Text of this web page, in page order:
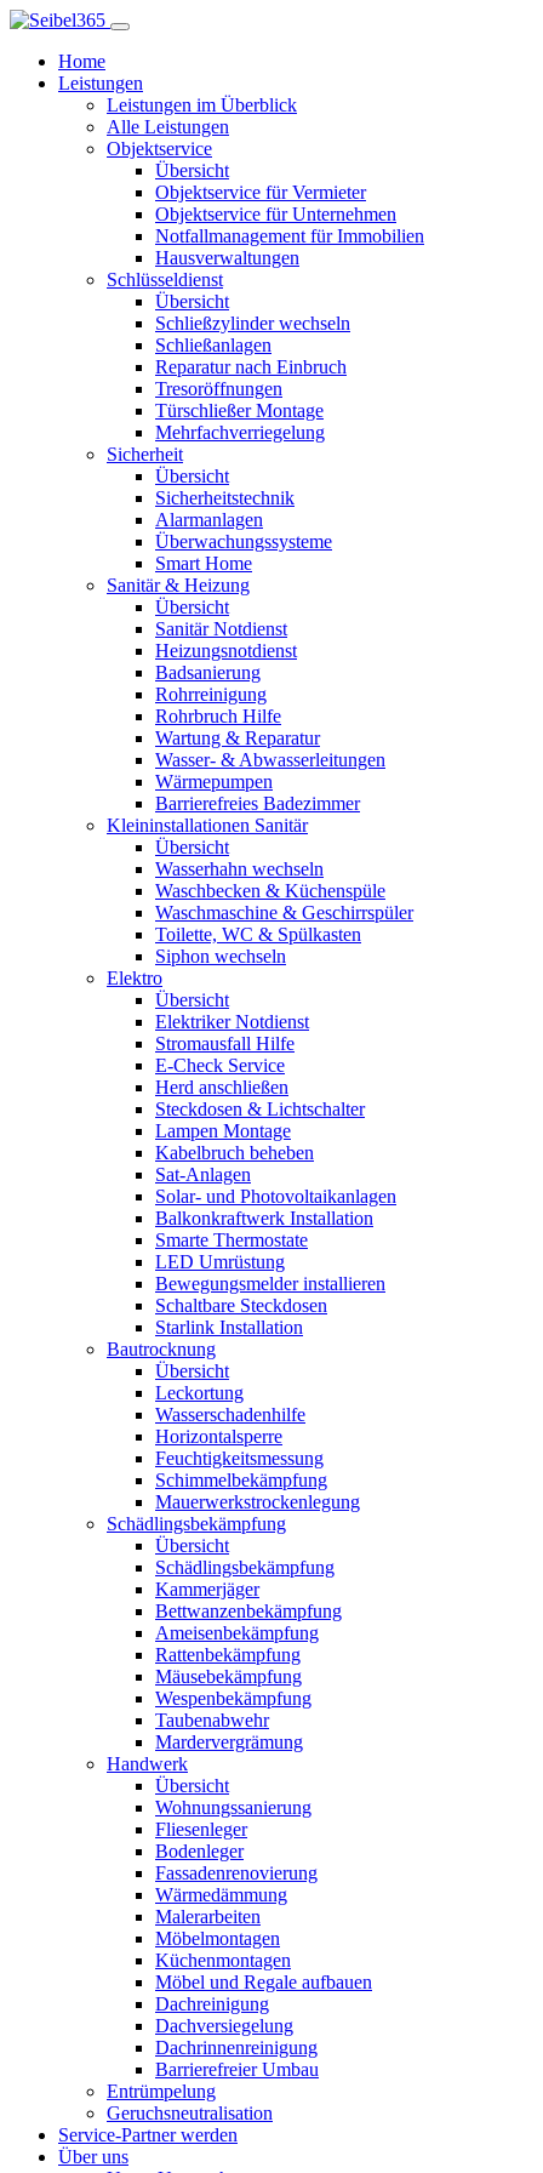
Home
Leistungen
Leistungen im Überblick
Alle Leistungen
Objektservice
Übersicht
Objektservice für Vermieter
Objektservice für Unternehmen
Notfallmanagement für Immobilien
Hausverwaltungen
Schlüsseldienst
Übersicht
Schließzylinder wechseln
Schließanlagen
Reparatur nach Einbruch
Tresoröffnungen
Türschließer Montage
Mehrfachverriegelung
Sicherheit
Übersicht
Sicherheitstechnik
Alarmanlagen
Überwachungssysteme
Smart Home
Sanitär & Heizung
Übersicht
Sanitär Notdienst
Heizungsnotdienst
Badsanierung
Rohrreinigung
Rohrbruch Hilfe
Wartung & Reparatur
Wasser- & Abwasserleitungen
Wärmepumpen
Barrierefreies Badezimmer
Kleininstallationen Sanitär
Übersicht
Wasserhahn wechseln
Waschbecken & Küchenspüle
Waschmaschine & Geschirrspüler
Toilette, WC & Spülkasten
Siphon wechseln
Elektro
Übersicht
Elektriker Notdienst
Stromausfall Hilfe
E-Check Service
Herd anschließen
Steckdosen & Lichtschalter
Lampen Montage
Kabelbruch beheben
Sat-Anlagen
Solar- und Photovoltaikanlagen
Balkonkraftwerk Installation
Smarte Thermostate
LED Umrüstung
Bewegungsmelder installieren
Schaltbare Steckdosen
Starlink Installation
Bautrocknung
Übersicht
Leckortung
Wasserschadenhilfe
Horizontalsperre
Feuchtigkeitsmessung
Schimmelbekämpfung
Mauerwerkstrockenlegung
Schädlingsbekämpfung
Übersicht
Schädlingsbekämpfung
Kammerjäger
Bettwanzenbekämpfung
Ameisenbekämpfung
Rattenbekämpfung
Mäusebekämpfung
Wespenbekämpfung
Taubenabwehr
Mardervergrämung
Handwerk
Übersicht
Wohnungssanierung
Fliesenleger
Bodenleger
Fassadenrenovierung
Wärmedämmung
Malerarbeiten
Möbelmontagen
Küchenmontagen
Möbel und Regale aufbauen
Dachreinigung
Dachversiegelung
Dachrinnenreinigung
Barrierefreier Umbau
Entrümpelung
Geruchsneutralisation
Service-Partner werden
Über uns